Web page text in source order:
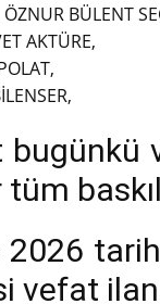
BÜLENT
AKTÜRE,
bugünkü
2026
vefat